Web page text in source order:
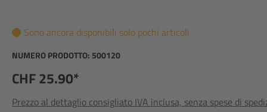
Sono ancora disponibili solo pochi articoli
NUMERO PRODOTTO: 500120
CHF 25.90*
Prezzo al dettaglio consigliato IVA inclusa, senza spese di